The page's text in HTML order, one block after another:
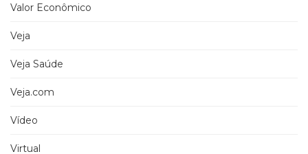
Valor Econômico
Veja
Veja Saúde
Veja.com
Vídeo
Virtual